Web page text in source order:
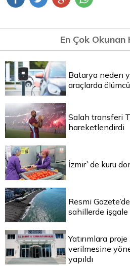
En Çok Okunan
Batarya neden
araçlarda
Salah transferi
hareketlendirdi
İzmir`de kuru
Resmi
sahillerde işgale
Yatırımlara
verilmesine
yapıldı